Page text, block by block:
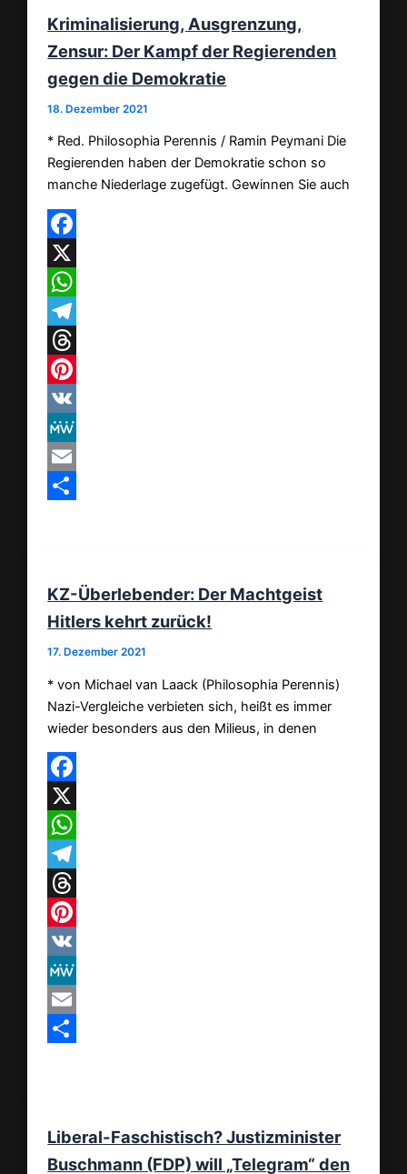
Kriminalisierung, Ausgrenzung,
Zensur: Der Kampf der Regierenden
gegen die Demokratie
18. Dezember 2021
* Red. Philosophia Perennis / Ramin Peymani Die
Regierenden haben der Demokratie schon so
manche Niederlage zugefügt. Gewinnen Sie auch
Facebook
X
WhatsApp
Telegram
Threads
Pinterest
VK
MeWe
Email
KZ-Überlebender: Der Machtgeist
Hitlers kehrt zurück!
17. Dezember 2021
* von Michael van Laack (Philosophia Perennis)
Nazi-Vergleiche verbieten sich, heißt es immer
wieder besonders aus den Milieus, in denen
Facebook
X
WhatsApp
Telegram
Threads
Pinterest
VK
MeWe
Email
Liberal-Faschistisch? Justizminister
Buschmann (FDP) will „Telegram“ den